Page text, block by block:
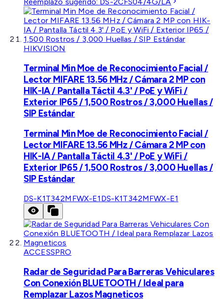
HIKVISION
Terminal Min Moe de Reconocimiento Facial /
Lector MIFARE 13.56 MHz / Cámara 2 MP con
HIK-IA / Pantalla Táctil 4.3' / PoE y WiFi /
Exterior IP65 / 1,500 Rostros / 3,000 Huellas /
SIP Estándar
Terminal Min Moe de Reconocimiento Facial /
Lector MIFARE 13.56 MHz / Cámara 2 MP con
HIK-IA / Pantalla Táctil 4.3' / PoE y WiFi /
Exterior IP65 / 1,500 Rostros / 3,000 Huellas /
SIP Estándar
DS-K1T342MFWX-E1 DS-K1T342MFWX-E1
ACCESSPRO
Radar de Seguridad Para Barreras Vehiculares
Con Conexión BLUETOOTH / Ideal para
Remplazar Lazos Magneticos